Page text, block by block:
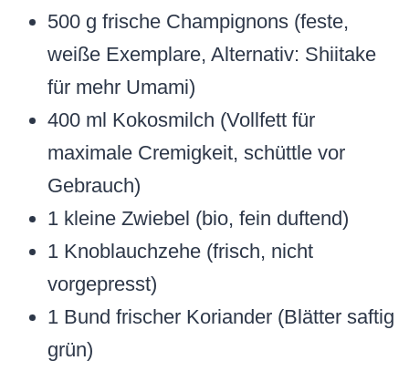
500 g frische Champignons (feste,
weiße Exemplare, Alternativ: Shiitake
für mehr Umami)
400 ml Kokosmilch (Vollfett für
maximale Cremigkeit, schüttle vor
Gebrauch)
1 kleine Zwiebel (bio, fein duftend)
1 Knoblauchzehe (frisch, nicht
vorgepresst)
1 Bund frischer Koriander (Blätter saftig
grün)